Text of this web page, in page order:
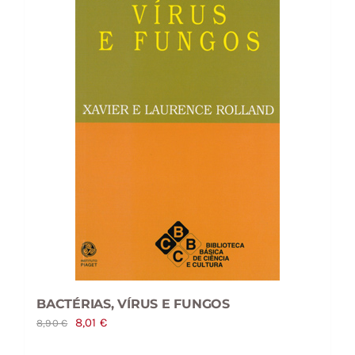
BACTÉRIAS, VÍRUS E FUNGOS
8,90€
O
8,01 €O